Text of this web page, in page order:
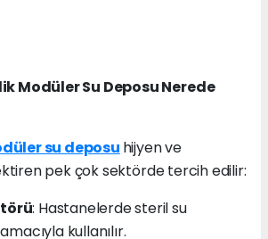
Modüler Su Deposu Nerede
su deposu hijyen ve
pek çok sektörde tercih edilir:
: Hastanelerde steril su
kullanılır.